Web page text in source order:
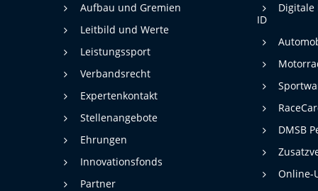
Aufbau und Gremien
Leitbild und Werte
Leistungssport
Verbandsrecht
Expertenkontakt
Stellenangebote
Ehrungen
Innovationsfonds
Partner
Digitale
ID
DMSB
Online-